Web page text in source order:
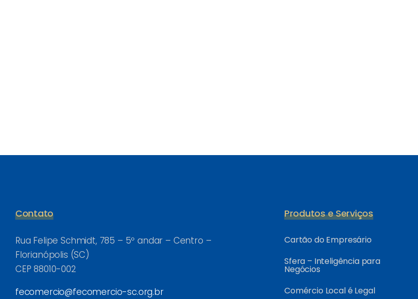
Contato
Rua Felipe Schmidt, 785 – 5º andar – Centro –
Florianópolis (SC)
CEP 88010-002
fecomercio@fecomercio-sc.org.br
Produtos e Serviços
Cartão do Empresário
Sfera – Inteligência para
Negócios
Comércio Local é Legal